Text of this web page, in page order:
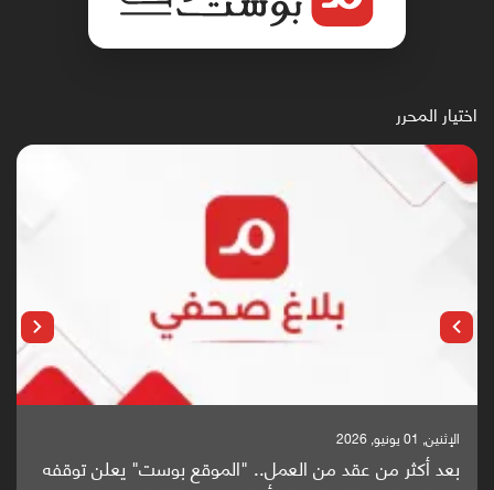
اختيار المحرر
بوست" يعلن توقفه باحثون من اليمن يدخلون سباق